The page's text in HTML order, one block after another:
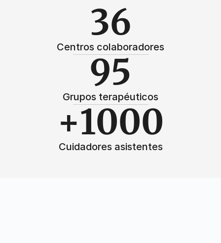
36
Centros colaboradores
95
Grupos terapéuticos
+1000
Cuidadores asistentes